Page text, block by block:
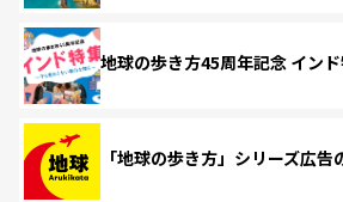
地球の歩き方45周年記念 イン
「地球の歩き方」シリーズ広告